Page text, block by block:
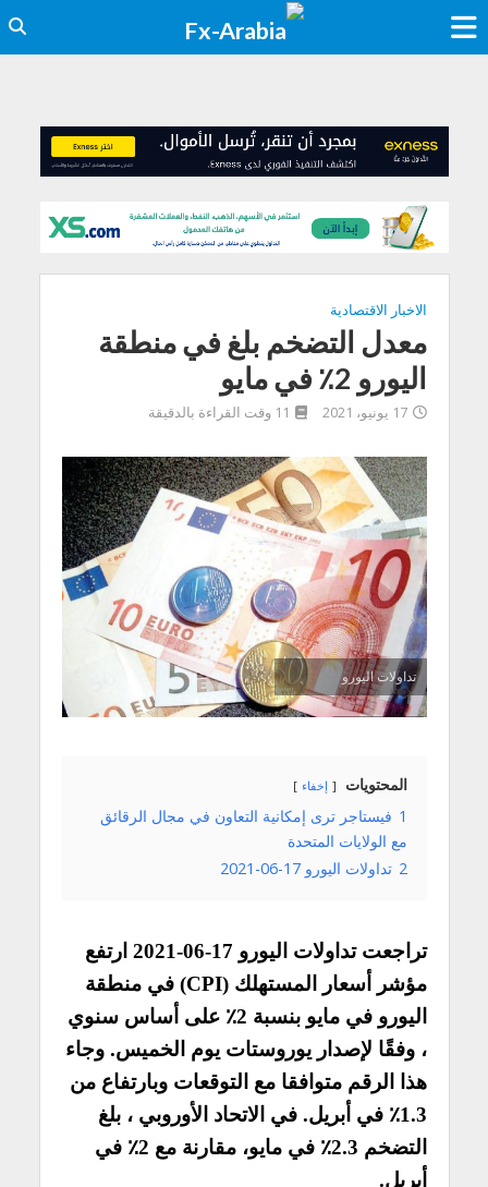
الاخبار الاقتصادية
معدل التضخم بلغ في منطقة
اليورو 2٪ في مايو
17 يونيو، 2021 11 وقت القراءة بالدقيقة
تداولات اليورو
المحتويات إخفاء
1 فيستاجر ترى إمكانية التعاون في مجال الرقائق
مع الولايات المتحدة
2 تداولات اليورو 17-06-2021
تراجعت تداولات اليورو 17-06-2021 ارتفع
مؤشر أسعار المستهلك (CPI) في منطقة
اليورو في مايو بنسبة 2٪ على أساس سنوي
، وفقًا لإصدار يوروستات يوم الخميس. وجاء
هذا الرقم متوافقا مع التوقعات وبارتفاع من
1.3٪ في أبريل. في الاتحاد الأوروبي ، بلغ
التضخم 2.3٪ في مايو، مقارنة مع 2٪ في
أبريل.